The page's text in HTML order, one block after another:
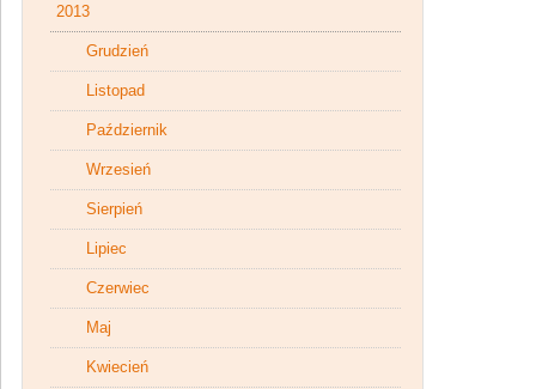
2013
Grudzień
Listopad
Październik
Wrzesień
Sierpień
Lipiec
Czerwiec
Maj
Kwiecień